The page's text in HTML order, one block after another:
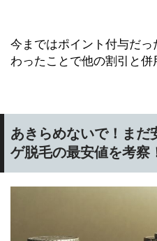
今まではポイント付与だ
わったことで他の割引と併
あきらめないで！まだ
ゲ脱毛の最安値を考察